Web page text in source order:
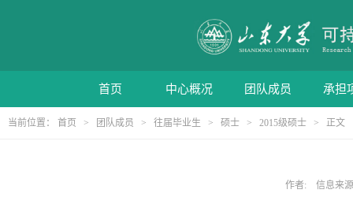
首页 中心概况 团队成员 承担
当前位置： 首页 > 团队成员 > 往届毕业生 > 硕士 > 2015级硕士 > 正文
作者: 信息来